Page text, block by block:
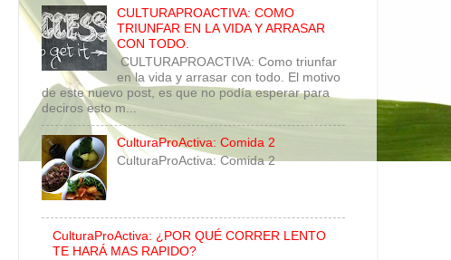
CULTURAPROACTIVA: COMO
TRIUNFAR EN LA VIDA Y ARRASAR
CON TODO.
CULTURAPROACTIVA: Como triunfar
en la vida y arrasar con todo. El motivo
de este nuevo post, es que no podía esperar para
deciros esto m...
CulturaProActiva: Comida 2
CulturaProActiva: Comida 2
CulturaProActiva: ¿POR QUÉ CORRER LENTO
TE HARÁ MAS RAPIDO?